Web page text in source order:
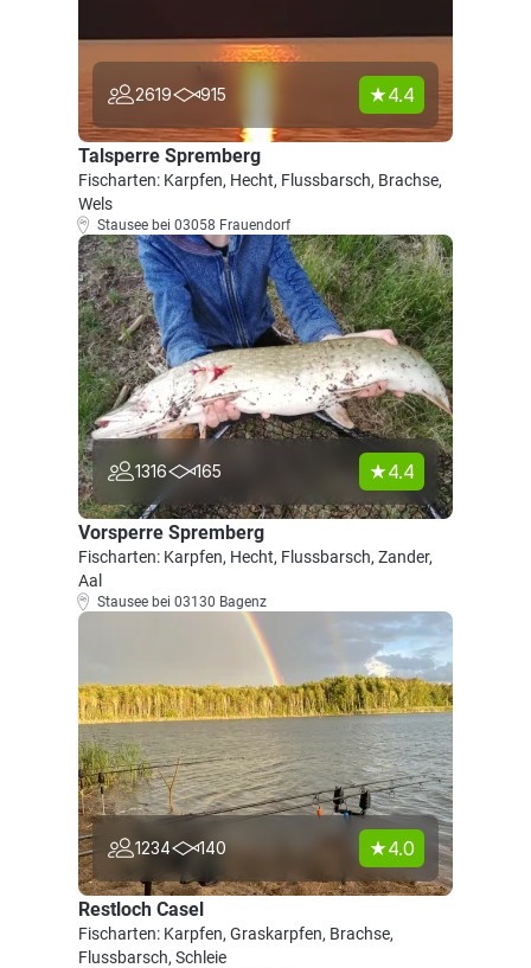
2619 915 4.4
Talsperre Spremberg
Fischarten: Karpfen, Hecht, Flussbarsch, Brachse,
Wels
Stausee bei 03058 Frauendorf
1316 165 4.4
Vorsperre Spremberg
Fischarten: Karpfen, Hecht, Flussbarsch, Zander,
Aal
Stausee bei 03130 Bagenz
1234 140 4.0
Restloch Casel
Fischarten: Karpfen, Graskarpfen, Brachse,
Flussbarsch, Schleie